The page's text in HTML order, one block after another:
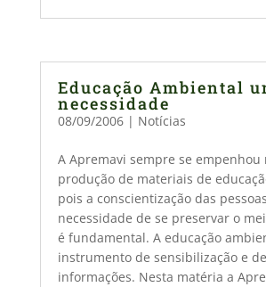
Educação Ambiental
necessidade
08/09/2006| Notícias
A Apremavi sempre se empenhou
produção de materiais de
pois a conscientização das
necessidade de se preservar o
é fundamental. A educação
instrumento de sensibilização e
informações. Nesta matéria a